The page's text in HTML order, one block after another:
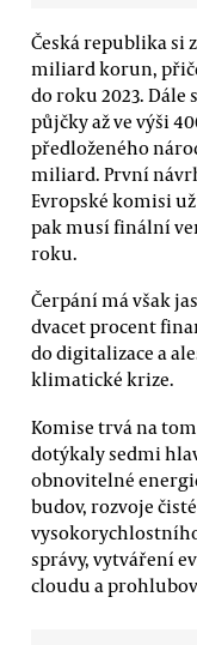
Česká republika si
miliard korun,
do roku 2023. Dále
půjčky až ve výši
předloženého
miliard. První
Evropské komisi
pak musí finální
roku.
Čerpání má však
dvacet procent
do digitalizace a
klimatické krize.
Komise trvá na
dotýkaly sedmi
obnovitelné
budov, rozvoje
správy, vytváření
cloudu a